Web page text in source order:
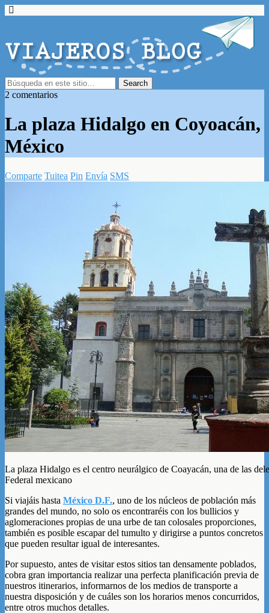
2 comentarios
La plaza Hidalgo en Coyoacán,
México
Comparte Tuitea Pin Envía SMS
La plaza Hidalgo es el centro neurálgico de Coayacán, una de las
Federal mexicano
Si viajáis hasta México D.F., uno de los núcleos de población más
grandes del mundo, no solo os encontraréis con los bullicios y
aglomeraciones propias de una urbe de tan colosales proporciones,
también es posible escapar del tumulto y dirigirse a puntos concretos
que pueden resultar igual de interesantes.
Por supuesto, antes de visitar estos sitios tan densamente poblados,
cobra gran importancia realizar una perfecta planificación previa de
nuestros itinerarios, informarnos de los medios de transporte a
nuestra disposición y de cuáles son los horarios menos concurridos,
entre otros muchos detalles.